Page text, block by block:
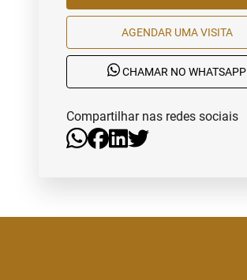
AGENDAR UMA VISITA
CHAMAR NO WHATSAPP
Compartilhar nas redes sociais